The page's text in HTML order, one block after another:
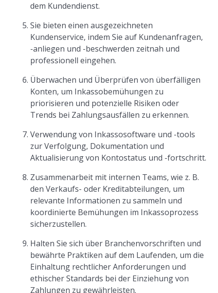
dem Kundendienst.
Sie bieten einen ausgezeichneten
Kundenservice, indem Sie auf Kundenanfragen,
-anliegen und -beschwerden zeitnah und
professionell eingehen.
Überwachen und Überprüfen von überfälligen
Konten, um Inkassobemühungen zu
priorisieren und potenzielle Risiken oder
Trends bei Zahlungsausfällen zu erkennen.
Verwendung von Inkassosoftware und -tools
zur Verfolgung, Dokumentation und
Aktualisierung von Kontostatus und -fortschritt.
Zusammenarbeit mit internen Teams, wie z. B.
den Verkaufs- oder Kreditabteilungen, um
relevante Informationen zu sammeln und
koordinierte Bemühungen im Inkassoprozess
sicherzustellen.
Halten Sie sich über Branchenvorschriften und
bewährte Praktiken auf dem Laufenden, um die
Einhaltung rechtlicher Anforderungen und
ethischer Standards bei der Einziehung von
Zahlungen zu gewährleisten.